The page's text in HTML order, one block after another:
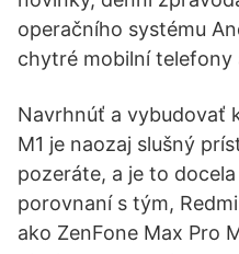
operačního systému
chytré mobilní telefony
Navrhnúť a vybudovať
M1 je naozaj slušný
pozeráte, a je to
porovnaní s tým,
ako ZenFone Max Pro